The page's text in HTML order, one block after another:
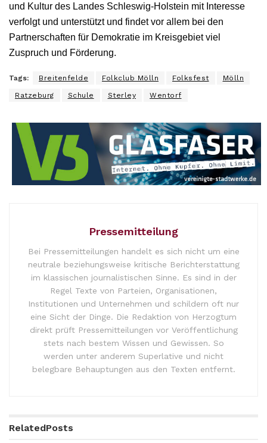
und Kultur des Landes Schleswig-Holstein mit Interesse
verfolgt und unterstützt und findet vor allem bei den
Partnerschaften für Demokratie im Kreisgebiet viel
Zuspruch und Förderung.
Tags: Breitenfelde Folkclub Mölln Folksfest Mölln
Ratzeburg Schule Sterley Wentorf
Pressemitteilung
Bei Pressemitteilungen handelt es sich nicht um eine
neutrale beziehungsweise kritische Berichterstattung
im klassischen journalistischen Sinne. Es sind in der
Regel Texte von Parteien, Organisationen,
Institutionen und Unternehmen und schildern oft nur
eine Sicht der Dinge. Die Redaktion von Herzogtum
direkt prüft Pressemitteilungen vor Veröffentlichung
stets nach bestem Wissen und Gewissen. So
werden unter anderem Superlative und nicht
belegbare Behauptungen aus den Texten entfernt.
RelatedPosts